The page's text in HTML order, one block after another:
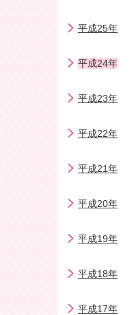
平成25年
平成24年
平成23年
平成22年
平成21年
平成20年
平成19年
平成18年
平成17年